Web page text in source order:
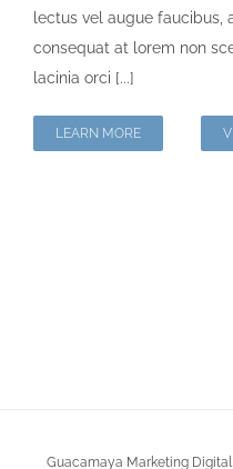
lectus vel augue faucibus,
consequat at lorem non
lacinia orci [...]
LEARN MORE
Guacamaya Marketing